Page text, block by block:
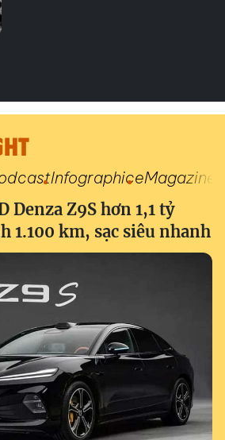
InfographiceMagazine
Denza Z9S hơn 1,1 tỷ
1.100 km, sạc siêu nhanh